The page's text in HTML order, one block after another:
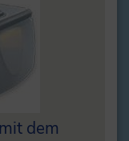
dem